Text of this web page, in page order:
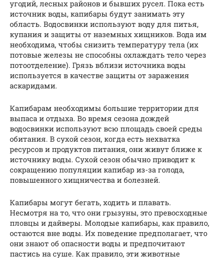
угодий, лесных районов и бывших русел. Пока есть
источник воды, капибары будут занимать эту
область. Водосвинки используют воду для питья,
купания и защиты от наземных хищников. Вода им
необходима, чтобы снизить температуру тела (их
потовые железы не способны охлаждать тело через
потоотделение). Грязь вблизи источника воды
используется в качестве защиты от заражения
аскаридами.
Капибарам необходимы большие территории для
выпаса и отдыха. Во время сезона дождей
водосвинки используют всю площадь своей среды
обитания. В сухой сезон, когда есть нехватка
ресурсов и продуктов питания, они живут ближе к
источнику воды. Сухой сезон обычно приводит к
сокращению популяции капибар из-за голода,
повышенного хищничества и болезней.
Капибары могут бегать, ходить и плавать.
Несмотря на то, что они грызуны, это превосходные
пловцы и дайверы. Молодые капибары, как правило,
остаются вне воды. Их поведение предполагает, что
они знают об опасности воды и предпочитают
пастись на суше. Как правило, эти животные